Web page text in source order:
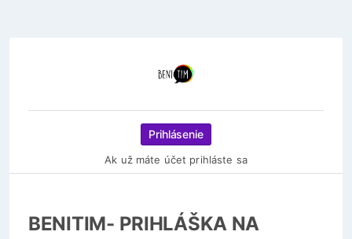
Prihlásenie
Ak už máte účet prihláste sa
BENITIM- PRIHLÁŠKA NA